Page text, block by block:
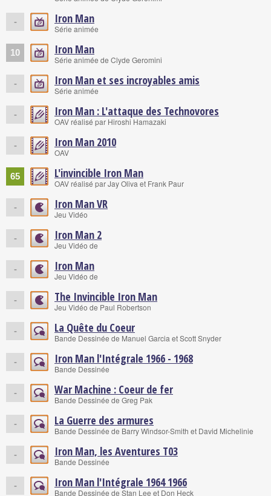
- Iron Man
Série animée
10 Iron Man
Série animée de Clyde Geromini
- Iron Man et ses incroyables amis
Série animée
- Iron Man : L'attaque des Technovores
OAV réalisé par Hiroshi Hamazaki
- Iron Man 2010
OAV
65 L'invincible Iron Man
OAV réalisé par Jay Oliva et Frank Paur
- Iron Man VR
Jeu Vidéo
- Iron Man 2
Jeu Vidéo de
- Iron Man
Jeu Vidéo de
- The Invincible Iron Man
Jeu Vidéo de Paul Robertson
- La Quête du Coeur
Bande Dessinée de Manuel Garcia et Scott Snyder
- Iron Man l'Intégrale 1966 - 1968
Bande Dessinée
- War Machine : Coeur de fer
Bande Dessinée de Greg Pak
- La Guerre des armures
Bande Dessinée de Barry Windsor-Smith et David Michelinie
- Iron Man, les Aventures T03
Bande Dessinée
- Iron Man l'Intégrale 1964 1966
Bande Dessinée de Stan Lee et Don Heck